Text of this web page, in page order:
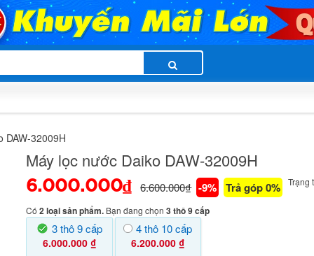
DAW-32009H
Máy lọc nước Daiko DAW-32009H
6.000.000₫ 6.600.000₫ -9% Trả góp 0% Trạng
Có2 loại sản phẩm. Bạn đang chọn3 thô 9 cấp
3 thô 9 cấp
6.000.000 ₫
4 thô 10 cấp
6.200.000 ₫